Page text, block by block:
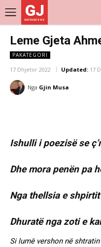
GJ
DRITARE E RE
Leme Gjeta
PAKATEGORI
17 Dhjetor 2022 Updated: 17
Nga Gjin Musa
Ishulli i poezisë se
Dhe mora penën pa
Nga thellsia e
Dhuratë nga zoti e
Si lumë vershon në shtratin